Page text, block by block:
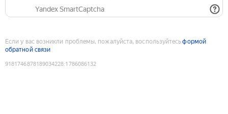
Yandex SmartCaptcha
Если у вас возникли проблемы, пожалуйста, воспользуйтесьформой
обратной связи
9181746878189034228:1786086132